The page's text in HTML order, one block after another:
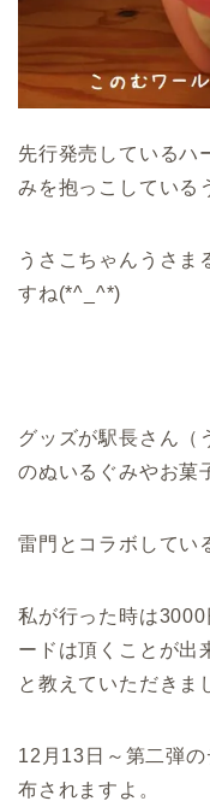
先行発売しているハ
みを抱っこしている
うさこちゃんうさま
すね(*^_^*)
グッズが駅長さん（
のぬいるぐみやお菓
雷門とコラボしてい
私が行った時は
ードは頂くことが出
と教えていただきま
12月13日～第二弾
布されますよ。